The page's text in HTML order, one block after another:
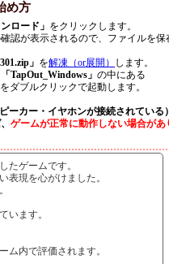
め方
ンロード」 をクリックします。
認が表示されるので、ファイルを保
」 を解凍（or展開）
します。
「TapOut_Windows」 の中にある
をダブルクリックで起動します。
ーカー・イヤホンが接続されている）
ゲームが正常に動作しない場合があ
たゲームです。
表現を心がけました。
います。
ム内で評価されます。